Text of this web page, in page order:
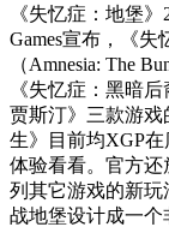
《失忆症：地堡
Games宣布，《失
（Amnesia: The
《失忆症：黑暗
贾斯汀》三款游
生》目前均XGP
体验看看。官方
列其它游戏的新
战地堡设计成一个